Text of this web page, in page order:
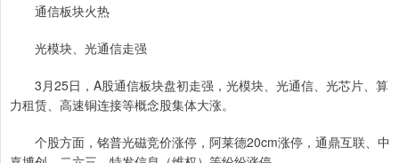
通信板块火热
光模块、光通信走强
3月25日，A股通信板块盘初走强，光模块、光通信、光芯片、算
力租赁、高速铜连接等概念股集体大涨。
个股方面，铭普光磁竞价涨停，阿莱德20cm涨停，通鼎互联、中